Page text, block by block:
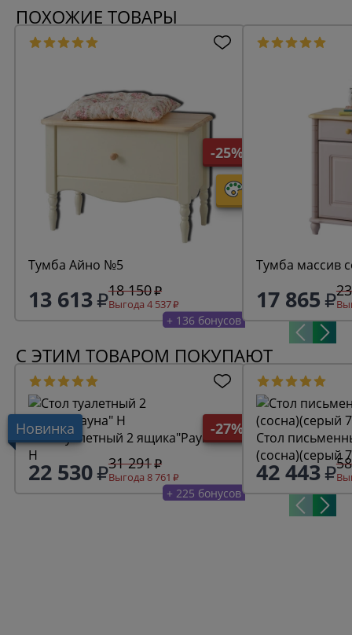
ПОХОЖИЕ ТОВАРЫ
-25%
Тумба Айно №5
13 613 18 150
Выгода 4 537
+ 136 бонусов
Тумба массив
17 865
С ЭТИМ ТОВАРОМ ПОКУПАЮТ
Новинка -27%
Стол туалетный 2 ящика"Рауна"
Н
22 530 31 291
Выгода 8 761
+ 225 бонусов
Стол
(сосна)(серый
42 443